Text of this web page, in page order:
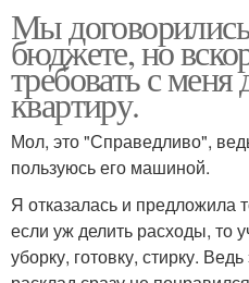
Мы
бюджете, но
требовать с
квартиру.
Мол, это "Справедливо",
пользуюсь его машиной.
Я отказалась и предложила
если уж делить расходы, то
уборку, готовку, стирку.